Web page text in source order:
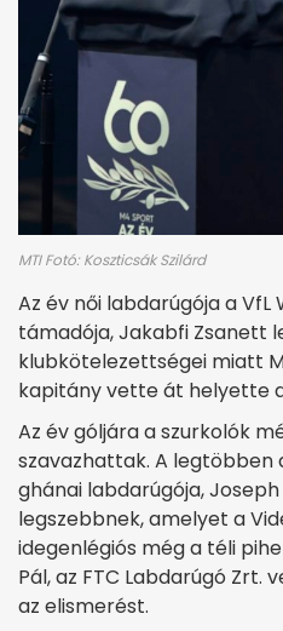
MTI Fotó: Koszticsák Szilárd
Az év női labdarúgója a
támadója, Jakabfi Zsanett
klubkötelezettségei miatt
kapitány vette át helyette
Az év góljára a szurkolók
szavazhattak. A legtöbben
ghánai labdarúgója,
legszebbnek, amelyet a
idegenlégiós még a téli
Pál, az FTC Labdarúgó Zrt.
az elismerést.